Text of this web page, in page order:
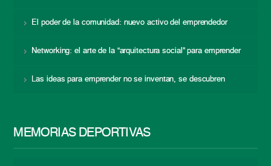
El poder de la comunidad: nuevo activo del emprendedor
Networking: el arte de la “arquitectura social” para emprender
Las ideas para emprender no se inventan, se descubren
MEMORIAS DEPORTIVAS